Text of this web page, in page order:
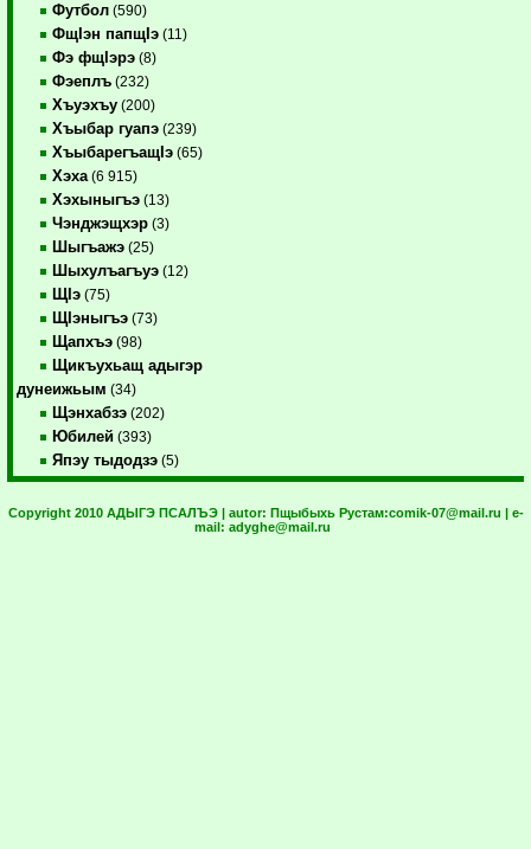
Футбол (590)
ФщIэн папщIэ (11)
Фэ фщIэрэ (8)
Фэеплъ (232)
Хъуэхъу (200)
Хъыбар гуапэ (239)
ХъыбарегъащIэ (65)
Хэха (6 915)
Хэхыныгъэ (13)
Чэнджэщхэр (3)
Шыгъажэ (25)
Шыхулъагъуэ (12)
ЩIэ (75)
ЩIэныгъэ (73)
Щапхъэ (98)
Щикъухьащ адыгэр
дунеижьым (34)
Щэнхабзэ (202)
Юбилей (393)
Япэу тыдодзэ (5)
Copyright 2010 АДЫГЭ ПСАЛЪЭ | autor: Пщыбыхь Рустам:comik-07@mail.ru | e-
mail: adyghe@mail.ru